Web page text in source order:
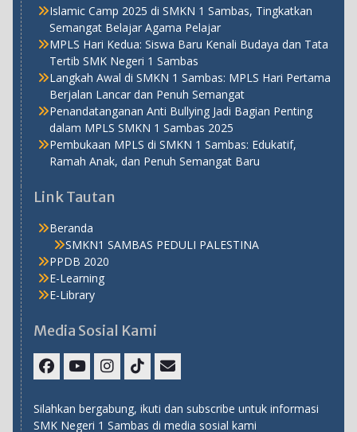
Islamic Camp 2025 di SMKN 1 Sambas, Tingkatkan
Semangat Belajar Agama Pelajar
MPLS Hari Kedua: Siswa Baru Kenali Budaya dan Tata
Tertib SMK Negeri 1 Sambas
Langkah Awal di SMKN 1 Sambas: MPLS Hari Pertama
Berjalan Lancar dan Penuh Semangat
Penandatanganan Anti Bullying Jadi Bagian Penting
dalam MPLS SMKN 1 Sambas 2025
Pembukaan MPLS di SMKN 1 Sambas: Edukatif,
Ramah Anak, dan Penuh Semangat Baru
Link Tautan
Beranda
SMKN1 SAMBAS PEDULI PALESTINA
PPDB 2020
E-Learning
E-Library
Media Sosial Kami
Silahkan bergabung, ikuti dan subscribe untuk informasi
SMK Negeri 1 Sambas di media sosial kami